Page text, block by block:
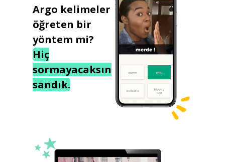
Argo kelimeler
öğreten bir
yöntem mi?
Hiç
sormayacaksın
sandık.